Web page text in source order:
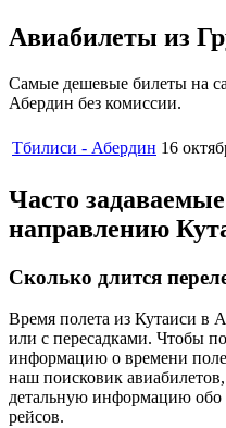
Авиабилеты из
Самые дешевые билеты на
Абердин без комиссии.
Тбилиси - Абердин 16
Часто
направлению
Сколько длится
Время полета из Кутаиси в
или с пересадками. Чтобы
информацию о времени
наш поисковик
детальную информацию обо
рейсов.